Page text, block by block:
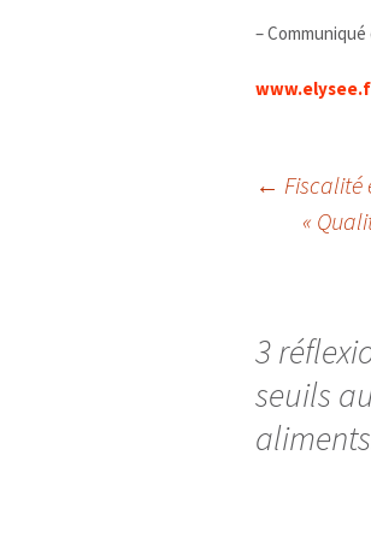
–
Navigation
← Fiscalité
«
3
seuils